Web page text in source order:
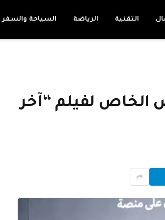
التقنية الرياضة السياحة والسفر
الخاص لفيلم “آخر